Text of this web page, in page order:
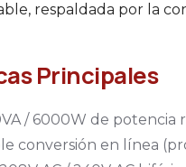
respaldada por la
Principales
/ 6000W de potencia
conversión en línea